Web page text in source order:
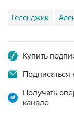
Геленджик
Купить
Подписаться
Получать
канале